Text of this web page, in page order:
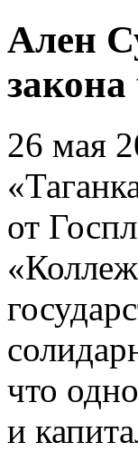
Ален
26 мая
от
что
и